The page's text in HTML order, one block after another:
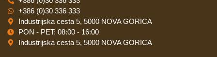
+386 (0)30 336 333
Industrijska cesta 5, 5000 NOVA GORICA
PON - PET: 08:00 - 16:00
Industrijska cesta 5, 5000 NOVA GORICA